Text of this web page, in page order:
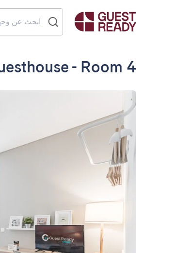
- Room 4